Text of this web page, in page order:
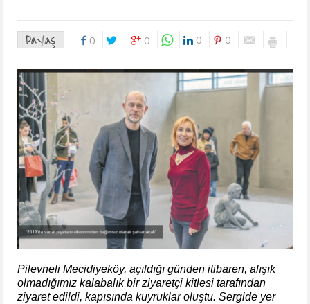
Paylaş 0 0 0 0
Pilevneli Mecidiyeköy, açıldığı günden itibaren, alışık
olmadığımız kalabalık bir ziyaretçi kitlesi tarafından
ziyaret edildi, kapısında kuyruklar oluştu. Sergide yer